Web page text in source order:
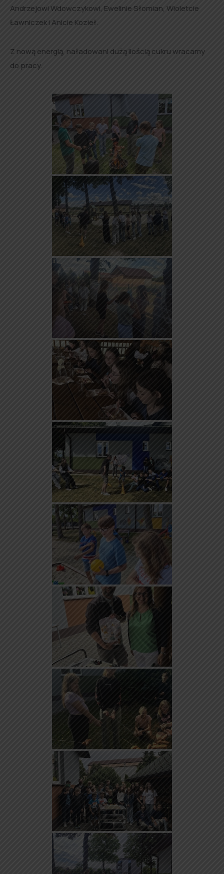
Andrzejowi Wdowczykowi, Ewelinie Słomian, Wioletcie
Ławniczek i Anicie Kozieł.
Z nową energią, naładowani dużą ilością cukru wracamy
do pracy.